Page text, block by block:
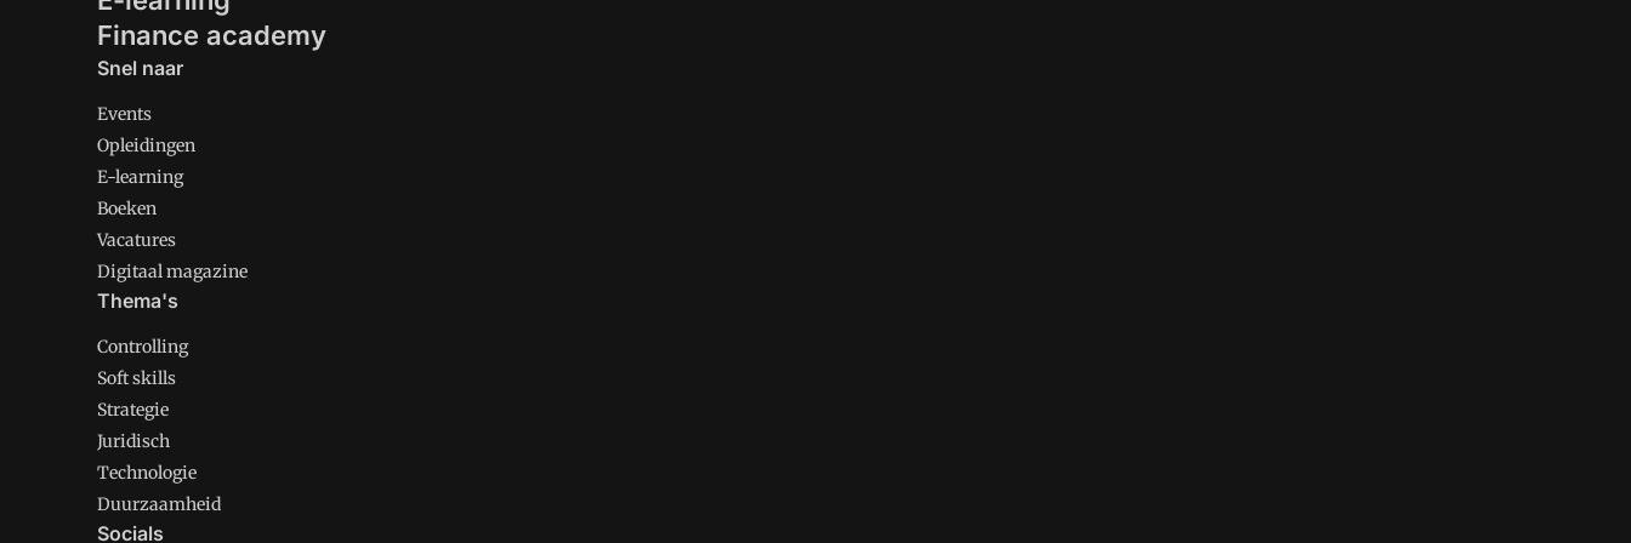
Finance academy
Snel naar
Events
Opleidingen
E-learning
Boeken
Vacatures
Digitaal magazine
Thema's
Controlling
Soft skills
Strategie
Juridisch
Technologie
Duurzaamheid
Socials